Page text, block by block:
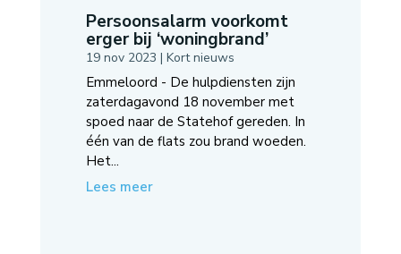
Persoonsalarm voorkomt
erger bij ‘woningbrand’
19 nov 2023 | Kort nieuws
Emmeloord - De hulpdiensten zijn
zaterdagavond 18 november met
spoed naar de Statehof gereden. In
één van de flats zou brand woeden.
Het...
Lees meer